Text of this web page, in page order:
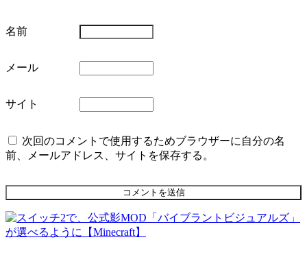
名前
メール
サイト
次回のコメントで使用するためブラウザーに自分の名
前、メールアドレス、サイトを保存する。